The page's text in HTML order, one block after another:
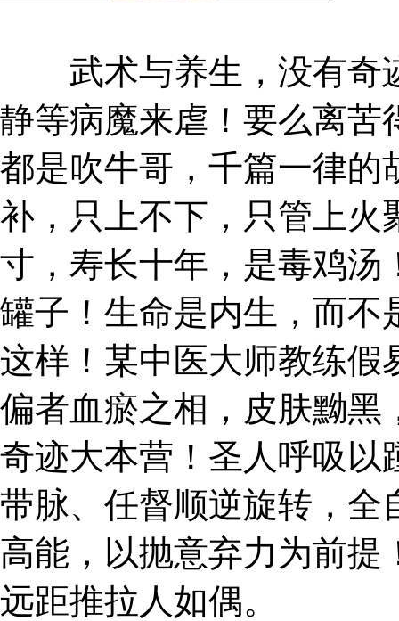
武术与养生，没有奇
静等病魔来虐！要么离苦
都是吹牛哥，千篇一律的
补，只上不下，只管上火
寸，寿长十年，是毒鸡汤
罐子！生命是内生，而不
这样！某中医大师教练假
偏者血瘀之相，皮肤黝黑
奇迹大本营！圣人呼吸以
带脉、任督顺逆旋转，全
高能，以抛意弃力为前提
远距推拉人如偶。